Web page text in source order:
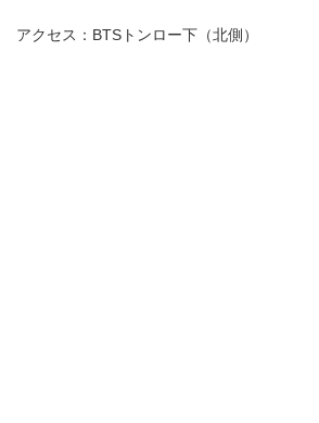
アクセス：BTSトンロー下（北側）